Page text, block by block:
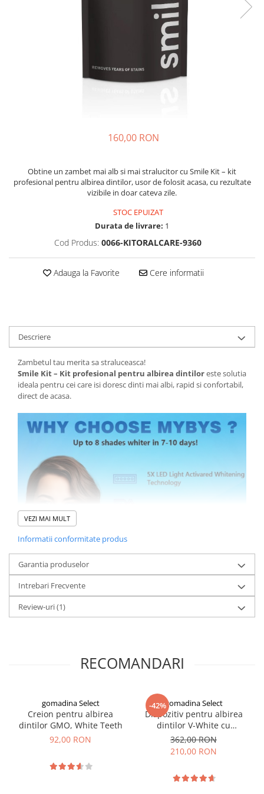
160,00 RON
Obtine un zambet mai alb si mai stralucitor cu Smile Kit – kit
profesional pentru albirea dintilor, usor de folosit acasa, cu rezultate
vizibile in doar cateva zile.
STOC EPUIZAT
Durata de livrare: 1
Cod Produs: 0066-KITORALCARE-9360
Adauga la Favorite Cere informatii
Descriere
Zambetul tau merita sa straluceasca!
Smile Kit – Kit profesional pentru albirea dintiloreste solutia
ideala pentru cei care isi doresc dinti mai albi, rapid si confortabil,
direct de acasa.
Ajuta la eliminarea petelor cauzate de cafea, vin rosu, ceai sau
Rezultate vizibile in 7–10 zile
Design confortabil, cu tavi universale adaptabile pentru orice
tip de dantura
efectului gelului de albire
1 lampa cu LED pentru albire
1 tava universala pentru dinti (silicon alimentar)
VEZI MAI MULT
Informatii conformitate produs
Garantia produselor
Intrebari Frecvente
Review-uri(1)
RECOMANDARI
gomadina Select
Creion pentru albirea
dintilor GMO, White Teeth
92,00 RON
-42%gomadina Select
Dispozitiv pentru albirea
dintilor V-White cu
inteligenta artificiala
362,00 RON
210,00 RON